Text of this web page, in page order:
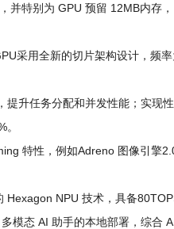
并特别为 GPU 预留 12MB内存
采用全新的切片架构设计，频
提升任务分配和并发性能；实现
特性，例如Adreno 图像引擎
Hexagon NPU 技术，具备
模态 AI 助手的本地部署，综合